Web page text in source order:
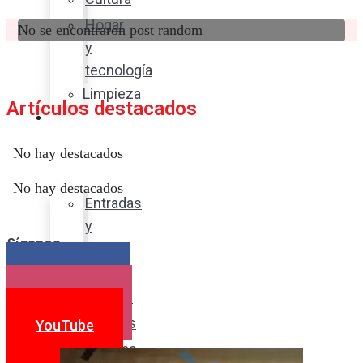
Hogar
y
tecnología
Limpieza
Cocina
sabor
Entradas
y
Postres
Bebidas
No se encontraron post random
Artículos destacados
No hay destacados
No hay destacados
Síganos
YouTube